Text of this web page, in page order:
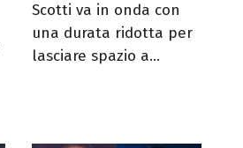
Scotti va in onda con
una durata ridotta per
lasciare spazio a...